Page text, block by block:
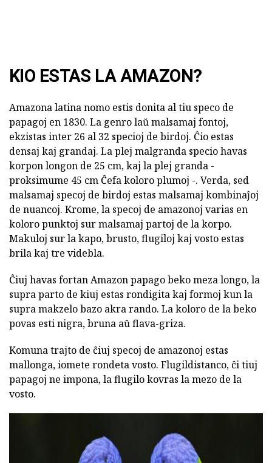
KIO ESTAS LA AMAZON?
Amazona latina nomo estis donita al tiu speco de
papagoj en 1830. La genro laŭ malsamaj fontoj,
ekzistas inter 26 al 32 specioj de birdoj. Ĉio estas
densaj kaj grandaj. La plej malgranda specio havas
korpon longon de 25 cm, kaj la plej granda -
proksimume 45 cm Ĉefa koloro plumoj -. Verda, sed
malsamaj specoj de birdoj estas malsamaj kombinaĵoj
de nuancoj. Krome, la specoj de amazonoj varias en
koloro punktoj sur malsamaj partoj de la korpo.
Makuloj sur la kapo, brusto, flugiloj kaj vosto estas
brila kaj tre videbla.
Ĉiuj havas fortan Amazon papago beko meza longo, la
supra parto de kiuj estas rondigita kaj formoj kun la
supra makzelo bazo akra rando. La koloro de la beko
povas esti nigra, bruna aŭ flava-griza.
Komuna trajto de ĉiuj specoj de amazonoj estas
mallonga, iomete rondeta vosto. Flugildistanco, ĉi tiuj
papagoj ne impona, la flugilo kovras la mezo de la
vosto.